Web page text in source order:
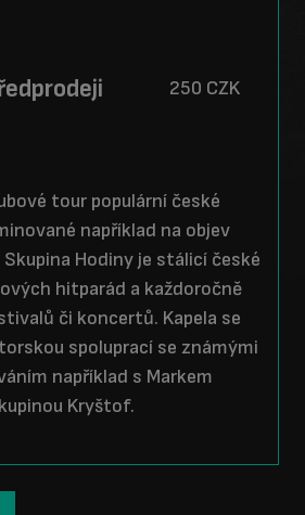
250 CZK
tour populární české
například na objev
Skupina Hodiny je stálicí české
hitparád a každoročně
či koncertů. Kapela se
spoluprací se známými
například s Markem
Kryštof.